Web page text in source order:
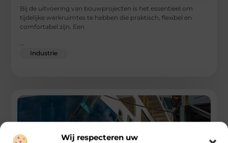
Wij respecteren uw
Bij de uitvoering van bouwprojecten is het essentieel om
tijdelijke werkruimtes te hebben die praktisch, flexibel en
comfortabel zijn. Een
...
Industrie